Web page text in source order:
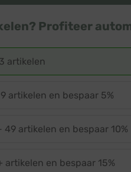
Profiteer
artikelen
artikelen en bespaar 5%
49 artikelen en bespaar 10%
artikelen en bespaar 15%